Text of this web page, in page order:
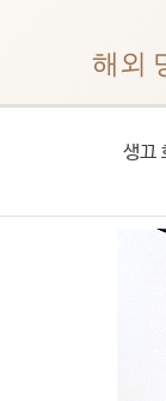
해외
생끄